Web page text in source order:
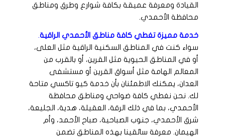
القيادة ومعرفة عميقة بكافة شوارع وطرق ومناطق
محافظة الأحمدي.
خدمة مميزة تغطي كافة مناطق الأحمدي الراقية.
سواء كنت في المناطق السكنية الراقية مثل العلى،
أو في المناطق الحيوية مثل القرين، أو بالقرب من
المعالم الهامة مثل أسواق القرين أو مستشفى
العدان، يمكنك الاطمئنان بأن خدمة كيو تاكسي متاحة
لك. نحن نغطي كافة ضواحي ومناطق محافظة
الأحمدي، بما في ذلك الرقة، العقيلة، هدية، الجليعة،
شرق الأحمدي، جنوب الصباحية، صباح الأحمد، وأم
الهيمان. معرفة سائقينا بهذه المناطق تضمن